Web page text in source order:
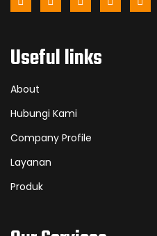
Useful links
About
Hubungi Kami
Company Profile
Layanan
Produk